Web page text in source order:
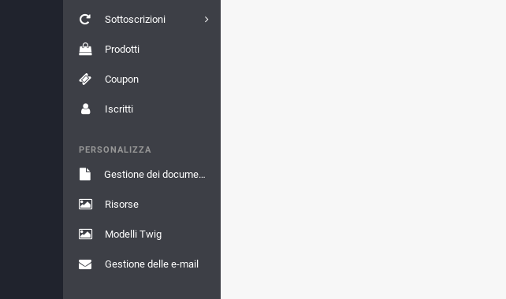
Sottoscrizioni
Prodotti
Coupon
Iscritti
PERSONALIZZA
Gestione dei documenti
Risorse
Modelli Twig
Gestione delle e-mail